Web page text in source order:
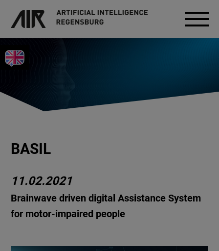
BASIL
11.02.2021
Brainwave driven digital Assistance System
for motor-impaired people